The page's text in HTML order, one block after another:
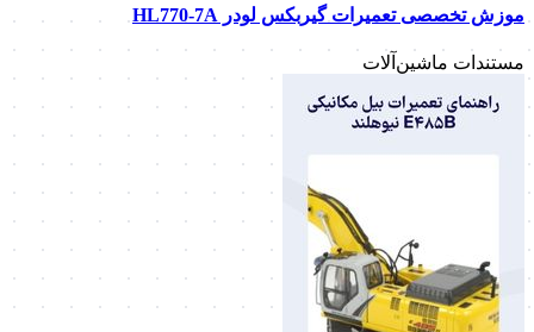
موزش تخصصی تعمیرات گیربکس لودر HL770-7A
مستندات ماشین‌آلات